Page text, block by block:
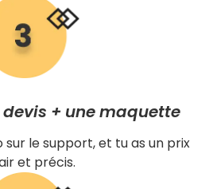
devis + une maquette
sur le support, et tu as un prix
et précis.